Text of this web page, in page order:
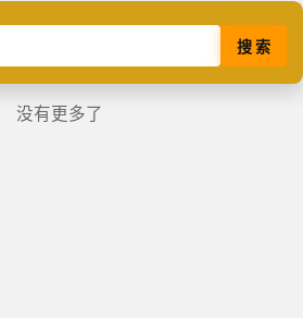
搜 索
没有更多了